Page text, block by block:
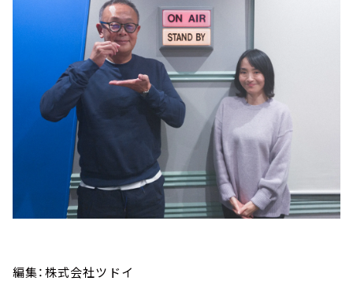
編集：株式会社ツドイ